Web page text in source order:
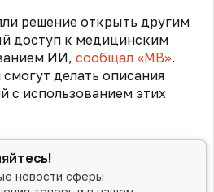
решение открыть другим
доступ к медицинским
ИИ, сообщал «МВ».
делать описания
с использованием этих
новости сферы